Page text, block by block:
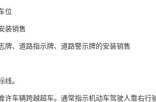
位
装销售
牌、道路指示牌、道路警示牌的安装销售
线。
车辆跨越超车。通常指示机动车驾驶人靠右行